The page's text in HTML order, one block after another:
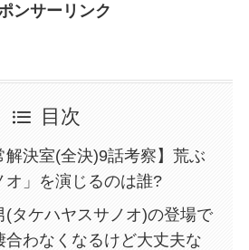
ンサーリンク
目次
解決室(全決)9話考察】荒ぶ
オ」を演じるのは誰?
(タケハヤスサノオ)の登場で
合わなくなるけど大丈夫な